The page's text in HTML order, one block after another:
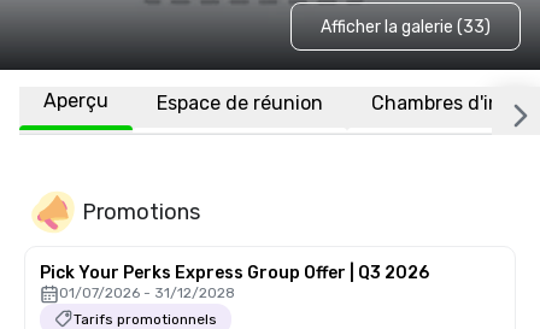
Afficher la galerie (33)
Aperçu Espace de réunion Chambres
Promotions
Pick Your Perks Express Group Offer | Q3 2026
01/07/2026 - 31/12/2028
Tarifs promotionnels